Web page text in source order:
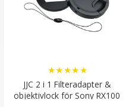
JJC 2 i 1 Filteradapter &
objektivlock för Sony RX100
★★★★★